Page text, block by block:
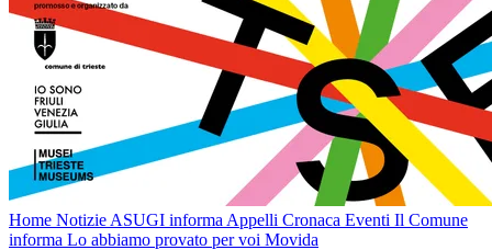
Home Notizie ASUGI informa Appelli Cronaca Eventi Il Comune
informa Lo abbiamo provato per voi Movida